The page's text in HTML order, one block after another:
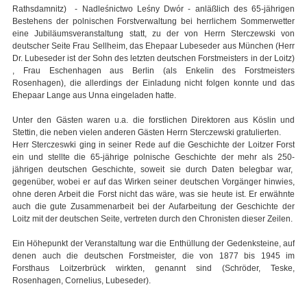
Rathsdamnitz) - Nadleśnictwo Leśny Dwór - anläßlich des 65-jährigen
Bestehens der polnischen Forstverwaltung bei herrlichem Sommerwetter
eine Jubiläumsveranstaltung statt, zu der von Herrn Sterczewski von
deutscher Seite Frau Sellheim, das Ehepaar Lubeseder aus München (Herr
Dr. Lubeseder ist der Sohn des letzten deutschen Forstmeisters in der Loitz)
, Frau Eschenhagen aus Berlin (als Enkelin des Forstmeisters
Rosenhagen), die allerdings der Einladung nicht folgen konnte und das
Ehepaar Lange aus Unna eingeladen hatte.
Unter den Gästen waren u.a. die forstlichen Direktoren aus Köslin und
Stettin, die neben vielen anderen Gästen Herrn Sterczewski gratulierten.
Herr Sterczeswki ging in seiner Rede auf die Geschichte der Loitzer Forst
ein und stellte die 65-jährige polnische Geschichte der mehr als 250-
jährigen deutschen Geschichte, soweit sie durch Daten belegbar war,
gegenüber, wobei er auf das Wirken seiner deutschen Vorgänger hinwies,
ohne deren Arbeit die Forst nicht das wäre, was sie heute ist. Er erwähnte
auch die gute Zusammenarbeit bei der Aufarbeitung der Geschichte der
Loitz mit der deutschen Seite, vertreten durch den Chronisten dieser Zeilen.
Ein Höhepunkt der Veranstaltung war die Enthüllung der Gedenksteine, auf
denen auch die deutschen Forstmeister, die von 1877 bis 1945 im
Forsthaus Loitzerbrück wirkten, genannt sind (Schröder, Teske,
Rosenhagen, Cornelius, Lubeseder).